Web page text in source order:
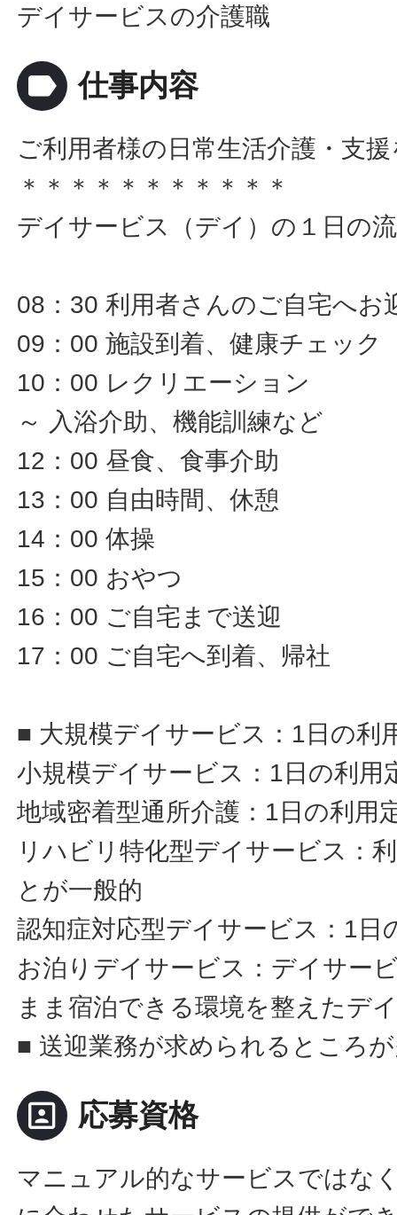
デイサービスの介護職
label 仕事内容
ご利用者様の日常生活介護・支
＊＊＊＊＊＊＊＊＊＊＊
デイサービス（デイ）の１日の
08：30 利用者さんのご自宅へお
09：00 施設到着、健康チェック
10：00 レクリエーション
～ 入浴介助、機能訓練など
12：00 昼食、食事介助
13：00 自由時間、休憩
14：00 体操
15：00 おやつ
16：00 ご自宅まで送迎
17：00 ご自宅へ到着、帰社
■ 大規模デイサービス：1日の利
小規模デイサービス：1日の利用
地域密着型通所介護：1日の利用
リハビリ特化型デイサービス：
とが一般的
認知症対応型デイサービス：1日
お泊りデイサービス：デイサー
まま宿泊できる環境を整えたデ
■ 送迎業務が求められるところ
portrait 応募資格
マニュアル的なサービスではな